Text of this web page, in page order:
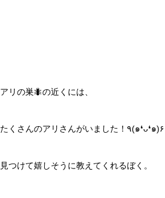
アリの巣🐜の近くには、
たくさんのアリさんがいました！٩(๑❛ᴗ❛๑)۶
見つけて嬉しそうに教えてくれるぼく。